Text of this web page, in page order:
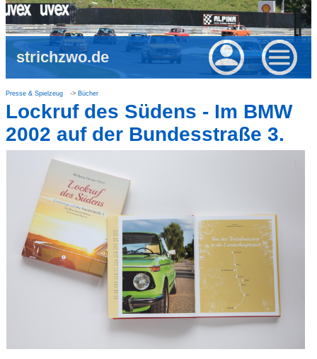
strichzwo.de
Presse & Spielzeug Bücher
Lockruf des Südens - Im BMW
2002 auf der Bundesstraße 3.